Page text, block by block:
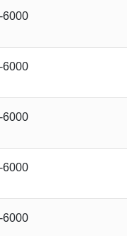
6000
6000
6000
6000
6000